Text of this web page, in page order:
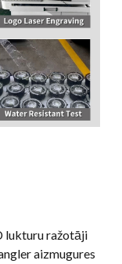
lukturu ražotāji
aizmugures